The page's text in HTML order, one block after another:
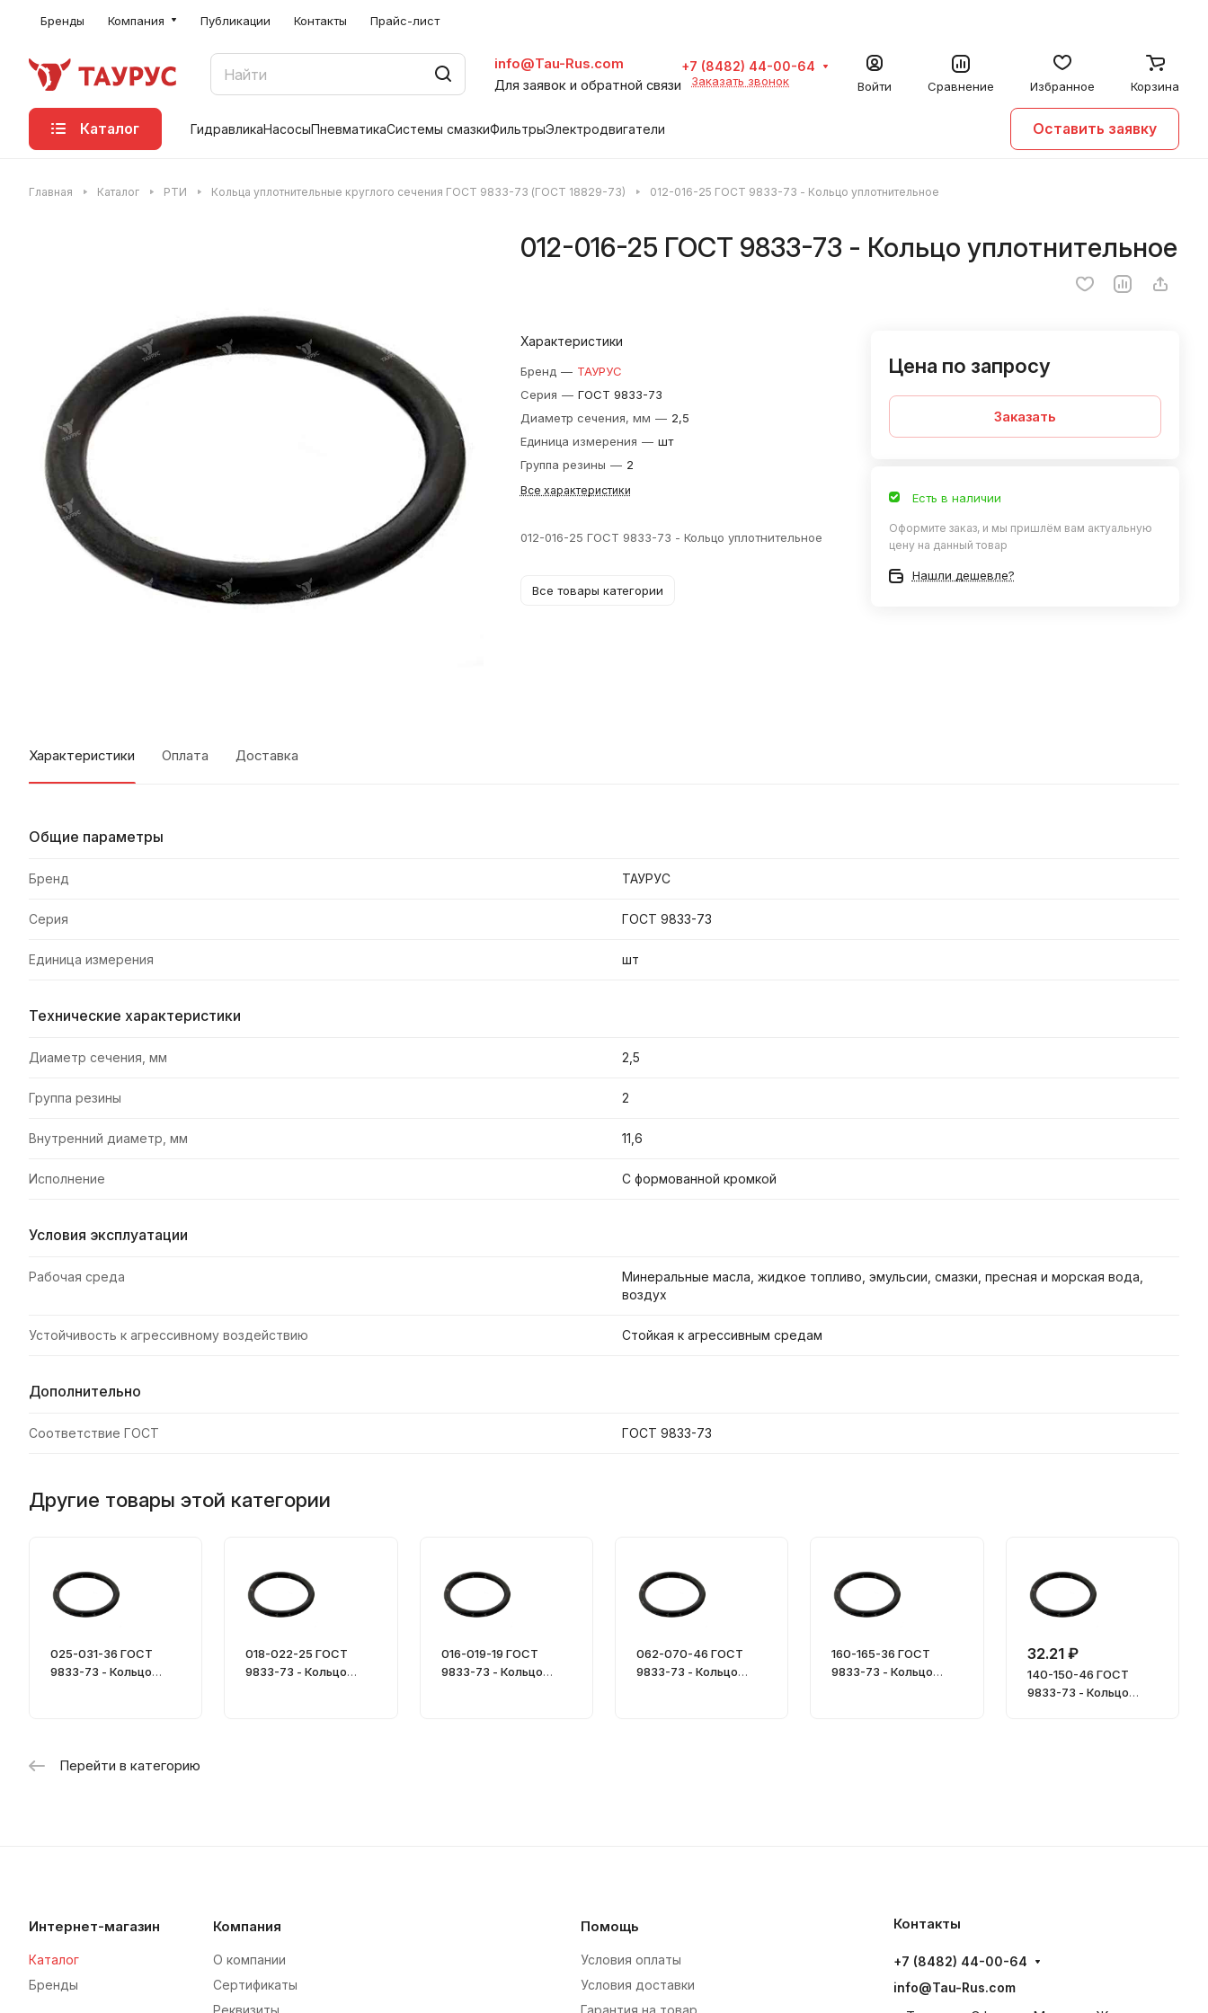
Бренды Компания Публикации Контакты Прайс-лист
info@Tau-Rus.com
Для заявок и обратной связи
+7 (8482) 44-00-64
Заказать звонок Войти Сравнение Избранное Корзина
Каталог ГидравликаНасосыПневматикаСистемы смазкиФильтрыЭлектродвигатели Оставить заявку
Главная Каталог РТИ Кольца уплотнительные круглого сечения ГОСТ 9833-73 (ГОСТ 18829-73) 012-016-25 ГОСТ 9833-73 - Кольцо уплотнительное
012-016-25 ГОСТ 9833-73 - Кольцо уплотнительное
Характеристики
Бренд — ТАУРУС
Серия — ГОСТ 9833-73
Диаметр сечения, мм — 2,5
Единица измерения — шт
Группа резины — 2
Все характеристики
012-016-25 ГОСТ 9833-73 - Кольцо уплотнительное
Все товары категории
Цена по запросу
Заказать
Есть в наличии
Оформите заказ, и мы пришлём вам актуальную
цену на данный товар
Нашли дешевле?
Характеристики Оплата Доставка
Общие параметры
Бренд ТАУРУС
Серия ГОСТ 9833-73
Единица измерения шт
Технические характеристики
Диаметр сечения, мм 2,5
Группа резины 2
Внутренний диаметр, мм 11,6
Исполнение С формованной кромкой
Условия эксплуатации
Рабочая среда
Минеральные масла, жидкое топливо, эмульсии, смазки, пресная и морская вода,
воздух
Устойчивость к агрессивному воздействию Стойкая к агрессивным средам
Дополнительно
Соответствие ГОСТ ГОСТ 9833-73
Другие товары этой категории
025-031-36 ГОСТ
9833-73 - Кольцо
018-022-25 ГОСТ
9833-73 - Кольцо
016-019-19 ГОСТ
9833-73 - Кольцо
062-070-46 ГОСТ
9833-73 - Кольцо
160-165-36 ГОСТ
9833-73 - Кольцо
32.21 ₽
140-150-46 ГОСТ
9833-73 - Кольцо
Перейти в категорию
Интернет-магазин
Каталог
Бренды
Компания
О компании
Сертификаты
Помощь
Условия оплаты
Условия доставки
Контакты
+7 (8482) 44-00-64
info@Tau-Rus.com